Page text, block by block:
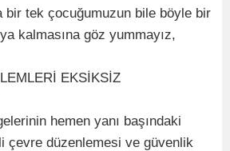
bir tek çocuğumuzun bile böyle bir
kalmasına göz yummayız,
EKSİKSİZ
hemen yanı başındaki
çevre düzenlemesi ve güvenlik